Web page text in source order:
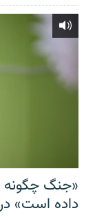
«جنگ چگونه
داده است»